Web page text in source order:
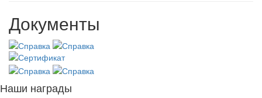
Документы
Наши награды